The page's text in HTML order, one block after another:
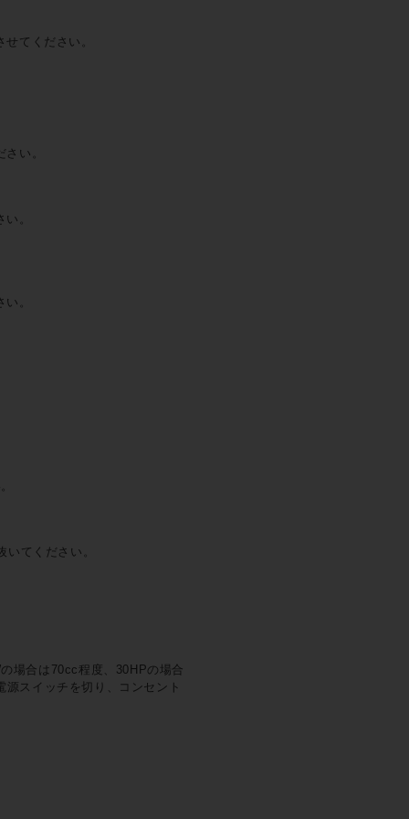
てください。
い。
。
。
てください。
場合は70cc程度、30HPの場合
スイッチを切り、コンセント